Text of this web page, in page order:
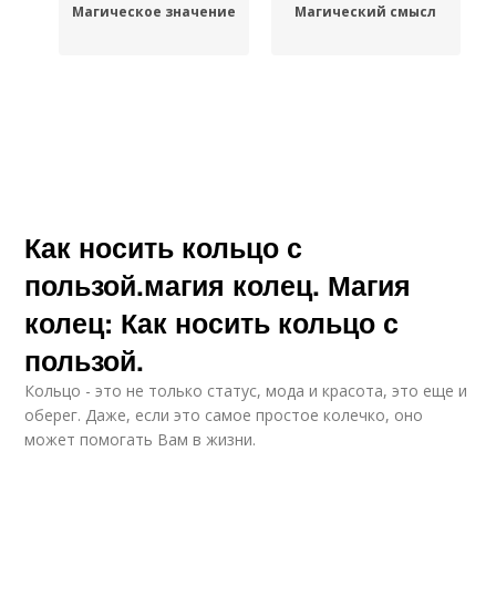
Магическое значение Магический смысл
Как носить кольцо с
пользой. магия колец. Магия
колец: Как носить кольцо с
пользой.
Кольцо - это не только статус, мода и красота, это еще и
оберег. Даже, если это самое простое колечко, оно
может помогать Вам в жизни.